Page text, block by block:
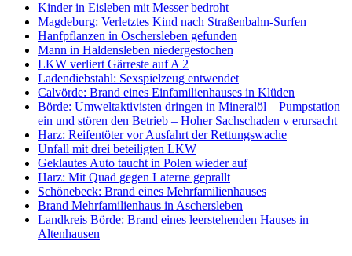
Kinder in Eisleben mit Messer bedroht
Magdeburg: Verletztes Kind nach Straßenbahn-Surfen
Hanfpflanzen in Oschersleben gefunden
Mann in Haldensleben niedergestochen
LKW verliert Gärreste auf A 2
Ladendiebstahl: Sexspielzeug entwendet
Calvörde: Brand eines Einfamilienhauses in Klüden
Börde: Umweltaktivisten dringen in Mineralöl – Pumpstation
ein und stören den Betrieb – Hoher Sachschaden v erursacht
Harz: Reifentöter vor Ausfahrt der Rettungswache
Unfall mit drei beteiligten LKW
Geklautes Auto taucht in Polen wieder auf
Harz: Mit Quad gegen Laterne geprallt
Schönebeck: Brand eines Mehrfamilienhauses
Brand Mehrfamilienhaus in Aschersleben
Landkreis Börde: Brand eines leerstehenden Hauses in
Altenhausen